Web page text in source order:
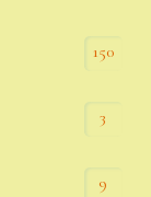
150
3
9